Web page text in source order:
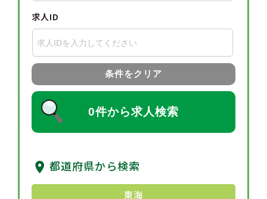
求人ID
条件をクリア
0件から求人検索
都道府県から検索
東海